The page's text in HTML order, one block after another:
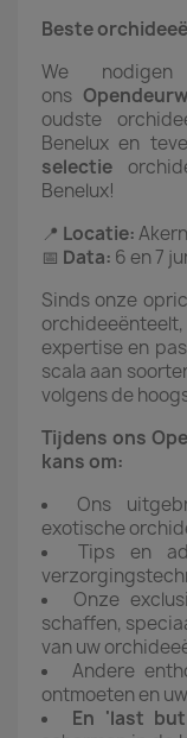
Beste
We
ons
oudste
Benelux en
selectie
Benelux!
📍 Locatie:
📅 Data: 6 en 7
Sinds onze
expertise en
scala aan
volgens de
Tijdens ons
kans om:
Ons
exotische
Tips en
Onze
schaffen,
van uw
Andere
ontmoeten en
En 'last